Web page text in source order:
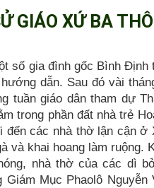
GIÁO XỨ BA
số gia đình gốc Bình
dẫn. Sau đó vài
tuần giáo dân tham dự
trong phần đất nhà trẻ
các nhà thờ lận cận
và khai hoang làm ruộng.
nhà thờ của các dì
Mục Phaolô